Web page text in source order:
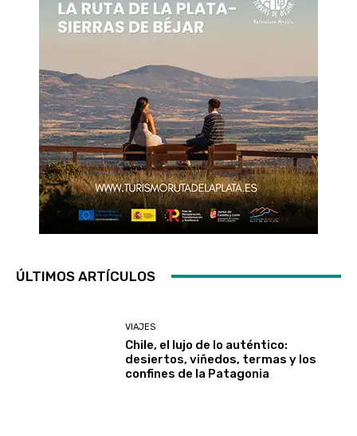
ÚLTIMOS ARTÍCULOS
VIAJES
Chile, el lujo de lo auténtico:
desiertos, viñedos, termas y los
confines de la Patagonia